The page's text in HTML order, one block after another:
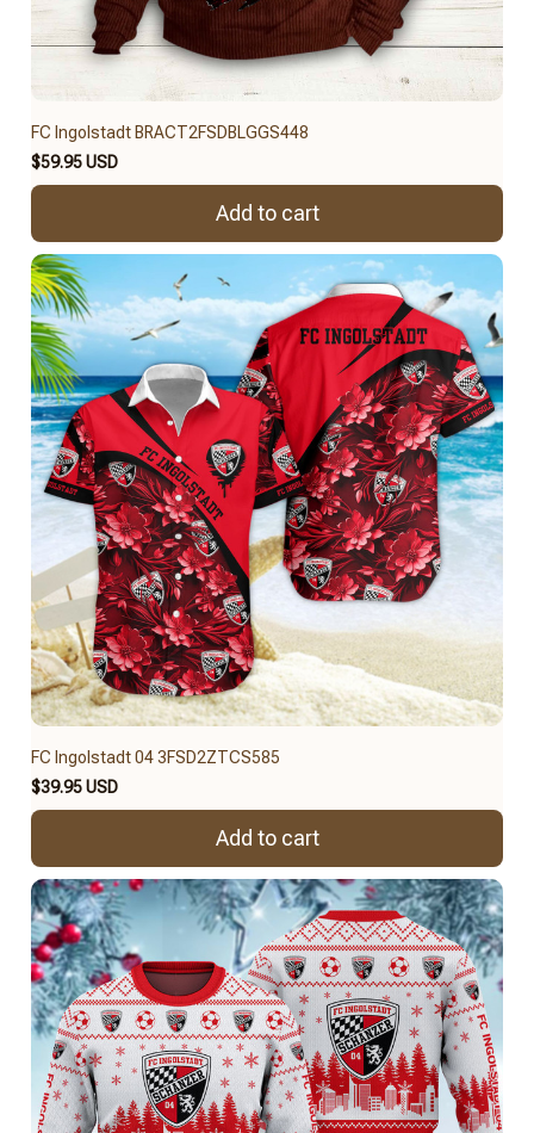
FC Ingolstadt BRACT2FSDBLGGS448
$59.95 USD
Add to cart
FC Ingolstadt 04 3FSD2ZTCS585
$39.95 USD
Add to cart